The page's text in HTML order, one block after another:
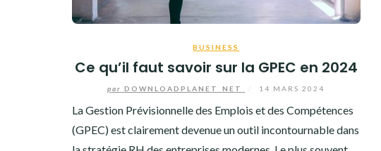
BUSINESS
Ce qu’il faut savoir sur la GPEC en 2024
par DOWNLOADPLANET_NET 14 MARS 2024
La Gestion Prévisionnelle des Emplois et des Compétences
(GPEC) est clairement devenue un outil incontournable dans